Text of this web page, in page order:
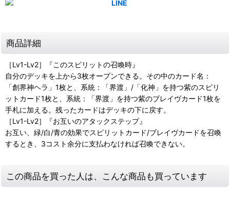
商品詳細
［Lv1-Lv2］『このスピリットの召喚時』
自分のデッキを上から3枚オープンできる。その中のカード名：
「創界神ヘラ」1枚と、系統：「界渡」/「化神」を持つ紫のスピリ
ットカード1枚と、系統：「界渡」を持つ紫のブレイヴカード1枚を
手札に加える。残ったカードはデッキの下に戻す。
［Lv1-Lv2］『お互いのアタックステップ』
お互い、緑/白/青の効果でスピリットカード/ブレイヴカードを召喚
するとき、3コスト余分に支払わなければ召喚できない。
この商品を買った人は、こんな商品も買っています